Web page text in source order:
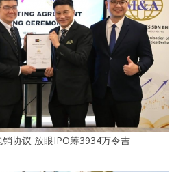
销协议 放眼IPO筹3934万令吉